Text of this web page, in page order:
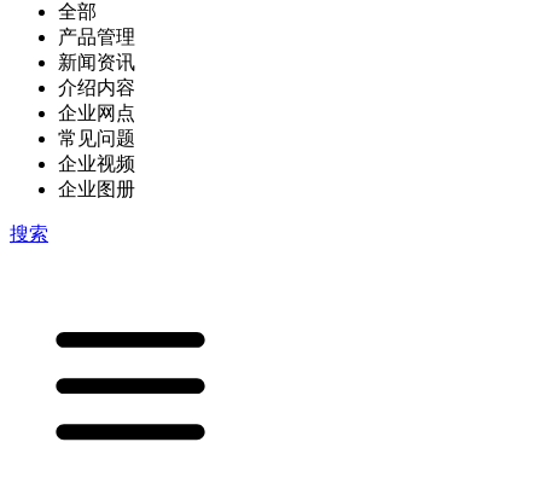
全部
产品管理
新闻资讯
介绍内容
企业网点
常见问题
企业视频
企业图册
搜索